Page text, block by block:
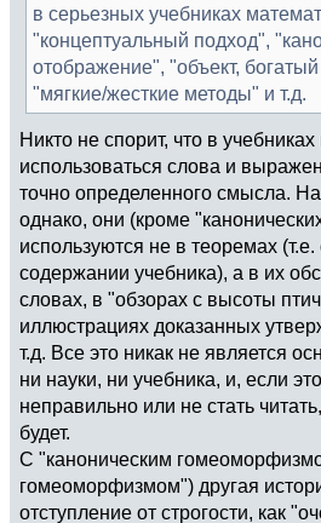
в серьезных учебниках
"концептуальный подход",
отображение", "объект, богатый
"мягкие/жесткие методы" и т.д.
Никто не спорит, что в
использоваться слова и
точно определенного смысла.
однако, они (кроме
используются не в теоремах
содержании учебника), а в их
словах, в "обзорах с высоты
иллюстрациях доказанных
т.д. Все это никак не является
ни науки, ни учебника, и, если
неправильно или не стать
будет.
С "каноническим
гомеоморфизмом") другая
отступление от строгости, как